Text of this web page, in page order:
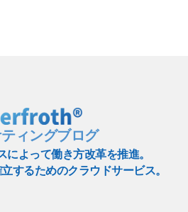
ィングブログ
によって働き方改革を推進。
するためのクラウドサービス。